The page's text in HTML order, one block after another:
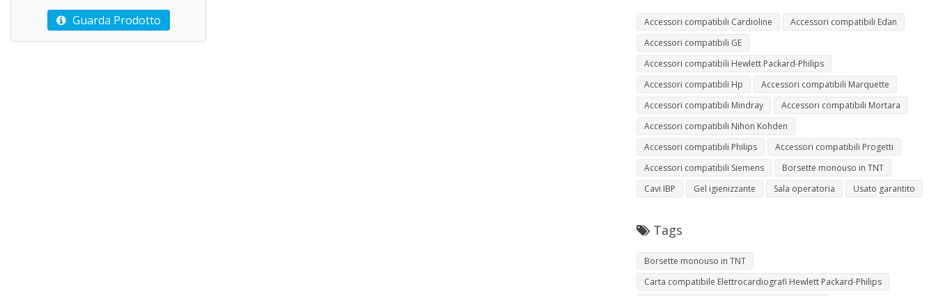
Guarda Prodotto
Accessori compatibili Cardioline
Accessori compatibili Edan
Accessori compatibili GE
Accessori compatibili Hewlett Packard-Philips
Accessori compatibili Hp
Accessori compatibili Marquette
Accessori compatibili Mindray
Accessori compatibili Mortara
Accessori compatibili Nihon Kohden
Accessori compatibili Philips
Accessori compatibili Progetti
Accessori compatibili Siemens
Borsette monouso in TNT
Cavi IBP
Gel igienizzante Sala operatoria Usato garantito
Tags
Borsette monouso in TNT
Carta compatibile Elettrocardiografi Hewlett Packard-Philips